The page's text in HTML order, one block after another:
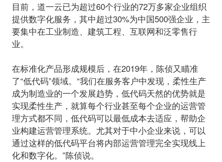
目前，道一云已为超过60个行业的72万多家企业组织
提供数字化服务，其中超过30%为中国500强企业，主
要集中在工业制造、建筑工程、互联网和泛零售行
业。
在标准化产品形成规模后，在2019年，陈侦又瞄准
了“低代码”领域。 “我们在服务客户中发现，柔性生产
成为制造业的一个发展趋势，低代码天然的优势就是
实现柔性生产，就算每个行业甚至每个企业的运营管
理方式都不同，低代码可以最低成本去适应，帮助企
业构建运营管理系统。尤其对于中小企业来说，可以
通过这样的低代码平台将内部运营管理完全实现线上
化和数字化。”陈侦说。